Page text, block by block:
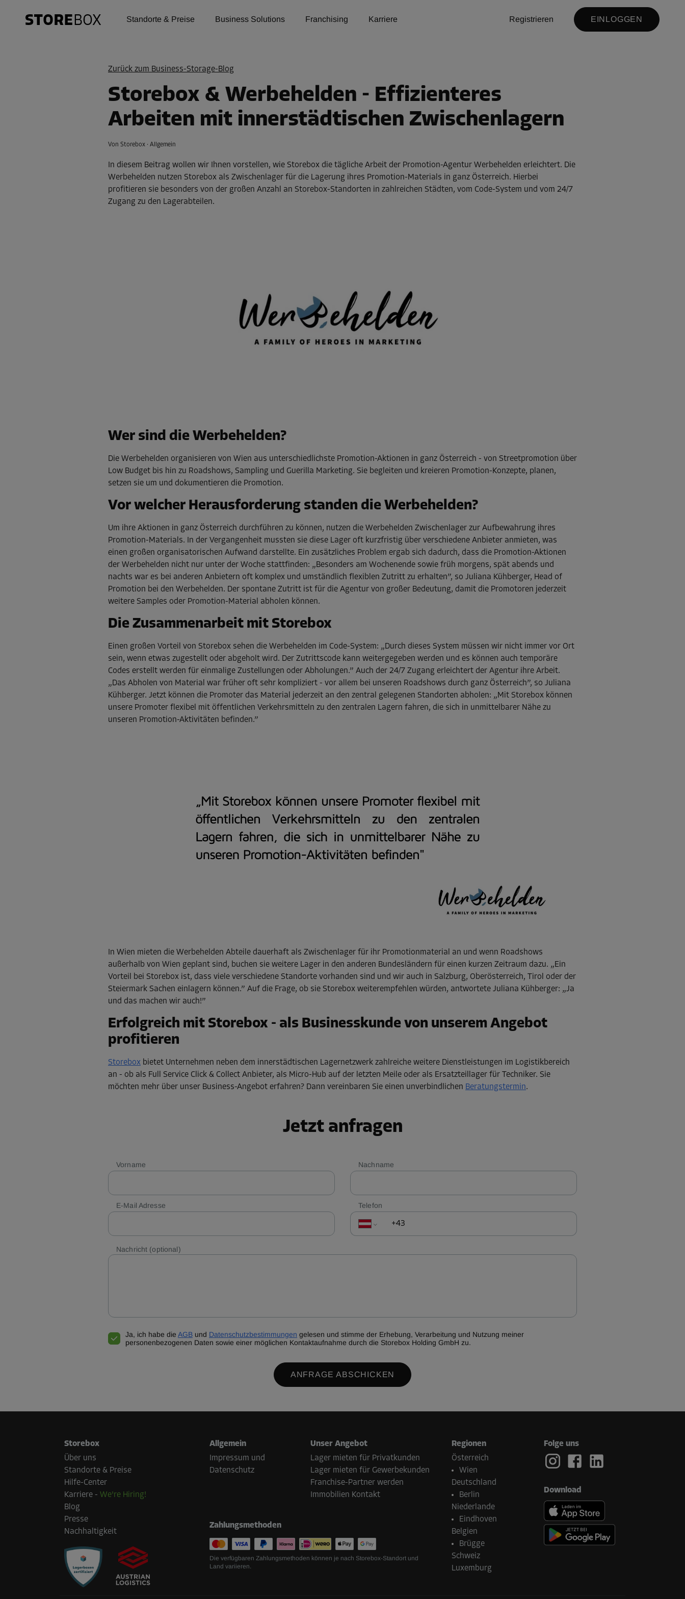
Standorte & Preise Business Solutions Franchising Karriere Registrieren EINLOGGEN
Zurück zum Business-Storage-Blog
Storebox & Werbehelden - Effizienteres
Arbeiten mit innerstädtischen Zwischenlagern
Von Storebox · Allgemein
In diesem Beitrag wollen wir Ihnen vorstellen, wie Storebox die tägliche Arbeit der Promotion-Agentur Werbehelden erleichtert. Die
Werbehelden nutzen Storebox als Zwischenlager für die Lagerung ihres Promotion-Materials in ganz Österreich. Hierbei
profitieren sie besonders von der großen Anzahl an Storebox-Standorten in zahlreichen Städten, vom Code-System und vom 24/7
Zugang zu den Lagerabteilen.
Wer sind die Werbehelden?
Die Werbehelden organisieren von Wien aus unterschiedlichste Promotion-Aktionen in ganz Österreich - von Streetpromotion über
Low Budget bis hin zu Roadshows, Sampling und Guerilla Marketing. Sie begleiten und kreieren Promotion-Konzepte, planen,
setzen sie um und dokumentieren die Promotion.
Vor welcher Herausforderung standen die Werbehelden?
Um ihre Aktionen in ganz Österreich durchführen zu können, nutzen die Werbehelden Zwischenlager zur Aufbewahrung ihres
Promotion-Materials. In der Vergangenheit mussten sie diese Lager oft kurzfristig über verschiedene Anbieter anmieten, was
einen großen organisatorischen Aufwand darstellte. Ein zusätzliches Problem ergab sich dadurch, dass die Promotion-Aktionen
der Werbehelden nicht nur unter der Woche stattfinden: „Besonders am Wochenende sowie früh morgens, spät abends und
nachts war es bei anderen Anbietern oft komplex und umständlich flexiblen Zutritt zu erhalten”, so Juliana Kühberger, Head of
Promotion bei den Werbehelden. Der spontane Zutritt ist für die Agentur von großer Bedeutung, damit die Promotoren jederzeit
weitere Samples oder Promotion-Material abholen können.
Die Zusammenarbeit mit Storebox
Einen großen Vorteil von Storebox sehen die Werbehelden im Code-System: „Durch dieses System müssen wir nicht immer vor Ort
sein, wenn etwas zugestellt oder abgeholt wird. Der Zutrittscode kann weitergegeben werden und es können auch temporäre
Codes erstellt werden für einmalige Zustellungen oder Abholungen.” Auch der 24/7 Zugang erleichtert der Agentur ihre Arbeit.
„Das Abholen von Material war früher oft sehr kompliziert - vor allem bei unseren Roadshows durch ganz Österreich”, so Juliana
Kühberger. Jetzt können die Promoter das Material jederzeit an den zentral gelegenen Standorten abholen: „Mit Storebox können
unsere Promoter flexibel mit öffentlichen Verkehrsmitteln zu den zentralen Lagern fahren, die sich in unmittelbarer Nähe zu
unseren Promotion-Aktivitäten befinden.”
In Wien mieten die Werbehelden Abteile dauerhaft als Zwischenlager für ihr Promotionmaterial an und wenn Roadshows
außerhalb von Wien geplant sind, buchen sie weitere Lager in den anderen Bundesländern für einen kurzen Zeitraum dazu. „Ein
Vorteil bei Storebox ist, dass viele verschiedene Standorte vorhanden sind und wir auch in Salzburg, Oberösterreich, Tirol oder der
Steiermark Sachen einlagern können.” Auf die Frage, ob sie Storebox weiterempfehlen würden, antwortete Juliana Kühberger: „Ja
und das machen wir auch!”
Erfolgreich mit Storebox - als Businesskunde von unserem Angebot
profitieren
Storebox bietet Unternehmen neben dem innerstädtischen Lagernetzwerk zahlreiche weitere Dienstleistungen im Logistikbereich
an - ob als Full Service Click & Collect Anbieter, als Micro-Hub auf der letzten Meile oder als Ersatzteillager für Techniker. Sie
möchten mehr über unser Business-Angebot erfahren? Dann vereinbaren Sie einen unverbindlichen Beratungstermin.
Jetzt anfragen
Vorname Nachname
E-Mail Adresse Telefon
Nachricht (optional)
Ja, ich habe die AGB und Datenschutzbestimmungen gelesen und stimme der Erhebung, Verarbeitung und Nutzung meiner
personenbezogenen Daten sowie einer möglichen Kontaktaufnahme durch die Storebox Holding GmbH zu.
ANFRAGE ABSCHICKEN
Storebox
Über uns
Standorte & Preise
Hilfe-Center
Karriere - We're Hiring!
Blog
Presse
Nachhaltigkeit
Allgemein
Impressum und
Datenschutz
Unser Angebot
Lager mieten für Privatkunden
Lager mieten für Gewerbekunden
Franchise-Partner werden
Immobilien Kontakt
Zahlungsmethoden
Die verfügbaren Zahlungsmethoden können je nach Storebox-Standort und
Land variieren.
Regionen
Österreich
Wien
Deutschland
Berlin
Niederlande
Eindhoven
Belgien
Brügge
Schweiz
Luxemburg
Folge uns
Download